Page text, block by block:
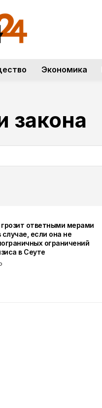
Экономика
закона
ответными мерами
случае, если она не
ограничений
в Сеуте